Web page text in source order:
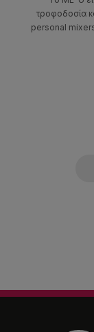
τροφοδοσία
personal